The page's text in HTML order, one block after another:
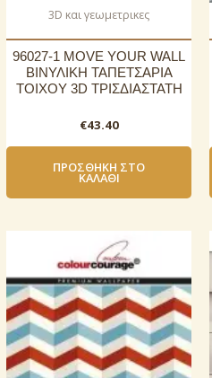
3D και γεωμετρικες
96027-1 MOVE YOUR WALL
ΒΙΝΥΛΙΚΗ ΤΑΠΕΤΣΑΡΙΑ
ΤΟΙΧΟΥ 3D ΤΡΙΣΔΙΑΣΤΑΤΗ
€43.40
ΠΡΟΣΘΉΚΗ ΣΤΟ
ΚΑΛΆΘΙ